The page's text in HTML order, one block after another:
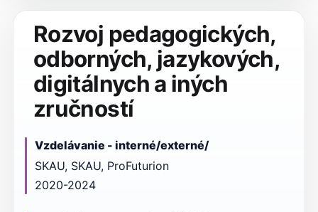
Rozvoj pedagogických,
odborných, jazykových,
digitálnych a iných
zručností
Vzdelávanie - interné/externé/
SKAU, SKAU, ProFuturion
2020-2024